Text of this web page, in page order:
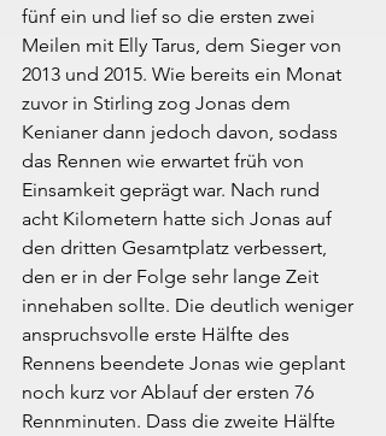
fünf ein und lief so die ersten zwei
Meilen mit Elly Tarus, dem Sieger von
2013 und 2015. Wie bereits ein Monat
zuvor in Stirling zog Jonas dem
Kenianer dann jedoch davon, sodass
das Rennen wie erwartet früh von
Einsamkeit geprägt war. Nach rund
acht Kilometern hatte sich Jonas auf
den dritten Gesamtplatz verbessert,
den er in der Folge sehr lange Zeit
innehaben sollte. Die deutlich weniger
anspruchsvolle erste Hälfte des
Rennens beendete Jonas wie geplant
noch kurz vor Ablauf der ersten 76
Rennminuten. Dass die zweite Hälfte